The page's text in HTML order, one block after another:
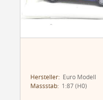
Hersteller: Euro Modell
Massstab: 1:87 (H0)